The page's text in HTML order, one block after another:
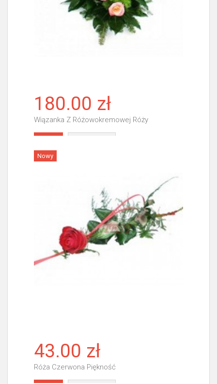
180.00 zł
Wiązanka Z Różowokremowej Róży
Nowy
43.00 zł
Róża Czerwona Piękność